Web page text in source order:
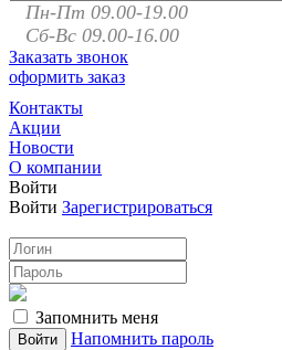
Пн-Пт 09.00-19.00
Сб-Вс 09.00-16.00
Заказать звонок
оформить заказ
Контакты
Акции
Новости
О компании
Войти
Войти Зарегистрироваться
Запомнить меня
Напомнить пароль